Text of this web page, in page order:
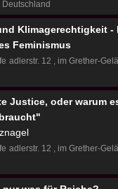
Deutschland
Klimagerechtigkeit -
Feminismus
adlerstr. 12 im Grether-
Justice, oder warum
adlerstr. 12 im Grether-